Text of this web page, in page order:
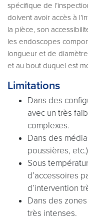
spécifique de
doivent avoir accès à
la pièce, son
les endoscopes
longueur et de
et au bout duquel est
Limitations
Dans des
avec un très
complexes.
Dans des
poussières, etc.)
Sous
d’accessoires
d’intervention
Dans des
très intenses.